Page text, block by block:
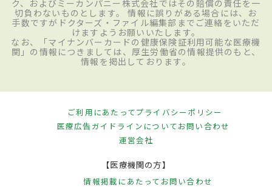
ク、およびミーカンパニー株式会社ではその賠償の責任を一
切負わないものとします。 情報に誤りがある場合には、お
手数ですがドクターズ・ファイル編集部までご連絡をいただ
けますようお願いいたします。
なお、「マイナンバーカードの健康保険証利用可能な医療機
関」の情報につきましては、厚生労働省の情報提供のもと、
情報を掲出しております。
ご利用にあたってプライバシーポリシー
医療広告ガイドラインについてお問い合わせ
運営会社
【医療機関の方】
情報掲載にあたって お問い合わせ